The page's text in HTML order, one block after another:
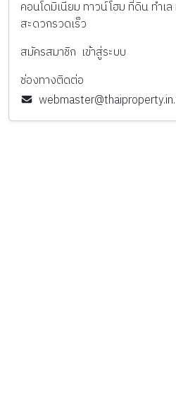
คอนโดมิเนียม ทาวน์โฮม ที่ดิน ทำเ
สะดวกรวดเร็ว
สมัครสมาชิก เข้าสู่ระบบ
ช่องทางติดต่อ